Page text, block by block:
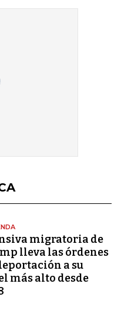
migratoria de
lleva las órdenes
a su
más alto desde